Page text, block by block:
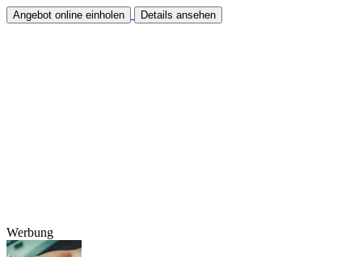
Angebot online einholen Details ansehen
Werbung